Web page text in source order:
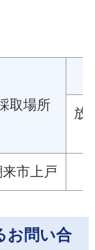
取場所
放
来市上戸
お問い合